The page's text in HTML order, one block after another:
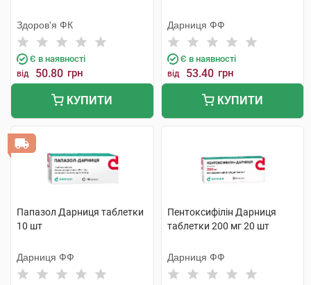
Здоров'я ФК
Є в наявності
від 50.80 грн
КУПИТИ
Дарниця ФФ
Є в наявності
від 53.40 грн
КУПИТИ
Папазол Дарниця таблетки
10 шт
Дарниця ФФ
Пентоксифілін Дарниця
таблетки 200 мг 20 шт
Дарниця ФФ